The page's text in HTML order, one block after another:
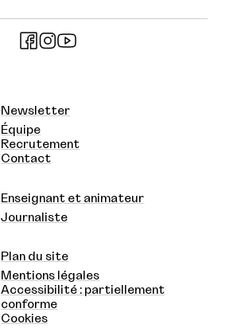
Newsletter
Équipe
Recrutement
Contact
Enseignant et animateur
Journaliste
Plan du site
Mentions légales
Accessibilité : partiellement
conforme
Cookies